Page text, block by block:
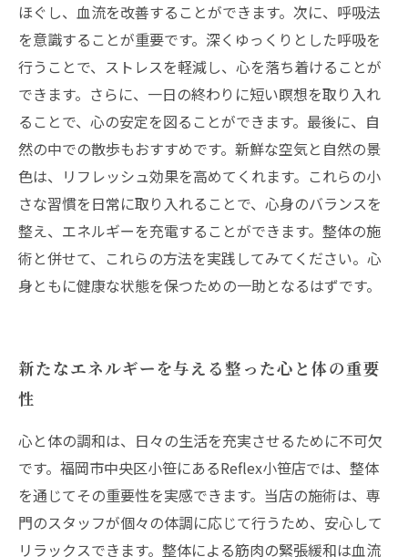
ほぐし、血流を改善することができます。次に、呼吸法
を意識することが重要です。深くゆっくりとした呼吸を
行うことで、ストレスを軽減し、心を落ち着けることが
できます。さらに、一日の終わりに短い瞑想を取り入れ
ることで、心の安定を図ることができます。最後に、自
然の中での散歩もおすすめです。新鮮な空気と自然の景
色は、リフレッシュ効果を高めてくれます。これらの小
さな習慣を日常に取り入れることで、心身のバランスを
整え、エネルギーを充電することができます。整体の施
術と併せて、これらの方法を実践してみてください。心
身ともに健康な状態を保つための一助となるはずです。
新たなエネルギーを与える整った心と体の重要
性
心と体の調和は、日々の生活を充実させるために不可欠
です。福岡市中央区小笹にあるReflex小笹店では、整体
を通じてその重要性を実感できます。当店の施術は、専
門のスタッフが個々の体調に応じて行うため、安心して
リラックスできます。整体による筋肉の緊張緩和は血流